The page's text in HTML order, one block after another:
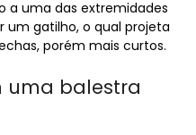
a uma das extremidades
um gatilho, o qual projeta
porém mais curtos.
uma balestra